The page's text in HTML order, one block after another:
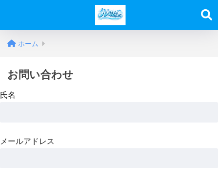
ホーム
お問い合わせ
氏名
メールアドレス